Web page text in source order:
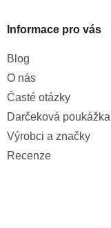
Informace pro vás
Blog
O nás
Časté otázky
Darčeková poukážka
Výrobci a značky
Recenze